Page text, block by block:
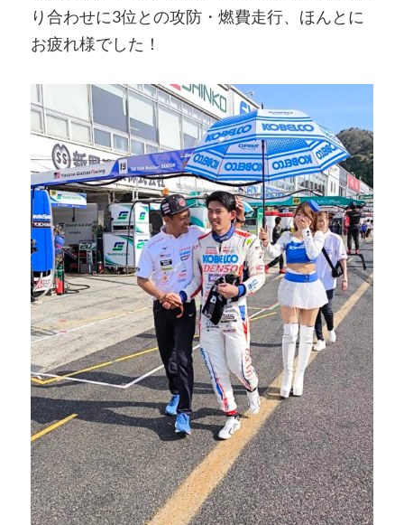
り合わせに3位との攻防・燃費走行、ほんとに
お疲れ様でした！